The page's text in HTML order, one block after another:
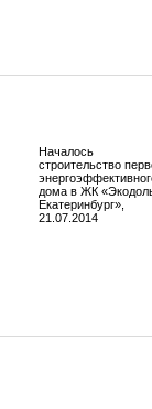
Началось
строительство
дома в ЖК
Екатеринбург»,
21.07.2014